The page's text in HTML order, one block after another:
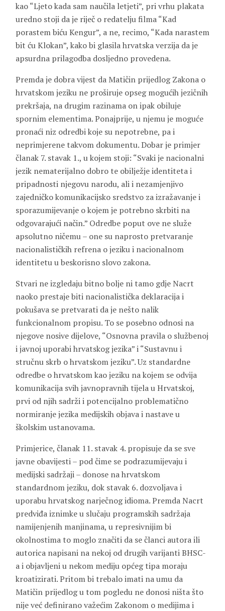
kao “Ljeto kada sam naučila letjeti”, pri vrhu plakata
uredno stoji da je riječ o redatelju filma “Kad
porastem biću Kengur”, a ne, recimo, “Kada narastem
bit ću Klokan”, kako bi glasila hrvatska verzija da je
apsurdna prilagodba dosljedno provedena.
Premda je dobra vijest da Matičin prijedlog Zakona o
hrvatskom jeziku ne proširuje opseg mogućih jezičnih
prekršaja, na drugim razinama on ipak obiluje
spornim elementima. Ponajprije, u njemu je moguće
pronaći niz odredbi koje su nepotrebne, pa i
neprimjerene takvom dokumentu. Dobar je primjer
članak 7. stavak 1., u kojem stoji: “Svaki je nacionalni
jezik nematerijalno dobro te obilježje identiteta i
pripadnosti njegovu narodu, ali i nezamjenjivo
zajedničko komunikacijsko sredstvo za izražavanje i
sporazumijevanje o kojem je potrebno skrbiti na
odgovarajući način.” Odredbe poput ove ne služe
apsolutno ničemu – one su naprosto pretvaranje
nacionalističkih refrena o jeziku i nacionalnom
identitetu u beskorisno slovo zakona.
Stvari ne izgledaju bitno bolje ni tamo gdje Nacrt
naoko prestaje biti nacionalistička deklaracija i
pokušava se pretvarati da je nešto nalik
funkcionalnom propisu. To se posebno odnosi na
njegove nosive dijelove, “Osnovna pravila o službenoj
i javnoj uporabi hrvatskog jezika” i “Sustavnu i
stručnu skrb o hrvatskom jeziku”. Uz standardne
odredbe o hrvatskom kao jeziku na kojem se odvija
komunikacija svih javnopravnih tijela u Hrvatskoj,
prvi od njih sadrži i potencijalno problematično
normiranje jezika medijskih objava i nastave u
školskim ustanovama.
Primjerice, članak 11. stavak 4. propisuje da se sve
javne obavijesti – pod čime se podrazumijevaju i
medijski sadržaji – donose na hrvatskom
standardnom jeziku, dok stavak 6. dozvoljava i
uporabu hrvatskog narječnog idioma. Premda Nacrt
predviđa iznimke u slučaju programskih sadržaja
namijenjenih manjinama, u represivnijim bi
okolnostima to moglo značiti da se članci autora ili
autorica napisani na nekoj od drugih varijanti BHSC-
a i objavljeni u nekom mediju općeg tipa moraju
kroatizirati. Pritom bi trebalo imati na umu da
Matičin prijedlog u tom pogledu ne donosi ništa što
nije već definirano važećim Zakonom o medijima i